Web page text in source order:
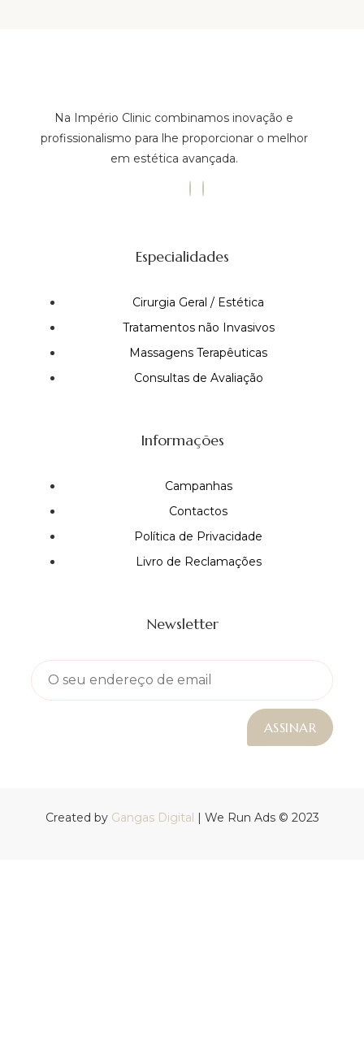
Na Império Clinic combinamos inovação e
profissionalismo para lhe proporcionar o melhor
em estética avançada.
Especialidades
Cirurgia Geral / Estética
Tratamentos não Invasivos
Massagens Terapêuticas
Consultas de Avaliação
Informações
Campanhas
Contactos
Política de Privacidade
Livro de Reclamações
Newsletter
Created by Gangas Digital | We Run Ads © 2023